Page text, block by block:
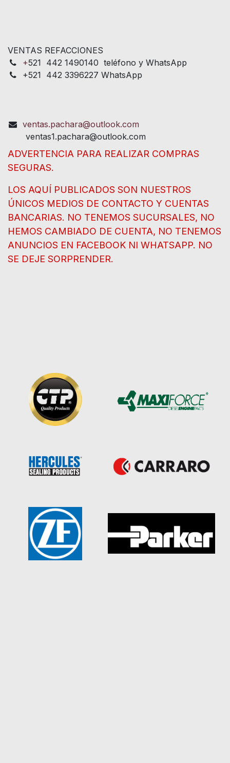
VENTAS REFACCIONES
+521 442 1490140 teléfono y WhatsApp
+521 442 3396227 WhatsApp
ventas.pachara@outlook.com
ventas1.pachara@outlook.com
ADVERTENCIA PARA REALIZAR COMPRAS
SEGURAS.
LOS AQUÍ PUBLICADOS SON NUESTROS
ÚNICOS MEDIOS DE CONTACTO Y CUENTAS
BANCARIAS. NO TENEMOS SUCURSALES, NO
HEMOS CAMBIADO DE CUENTA, NO TENEMOS
ANUNCIOS EN FACEBOOK NI WHATSAPP. NO
SE DEJE SORPRENDER.